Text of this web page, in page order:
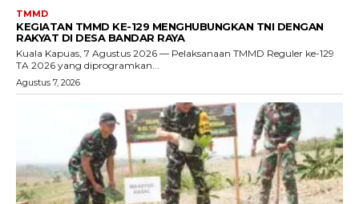
TMMD
KEGIATAN TMMD KE-129 MENGHUBUNGKAN TNI DENGAN
RAKYAT DI DESA BANDAR RAYA
Kuala Kapuas, 7 Agustus 2026 — Pelaksanaan TMMD Reguler ke-129
TA 2026 yang diprogramkan...
Agustus 7, 2026